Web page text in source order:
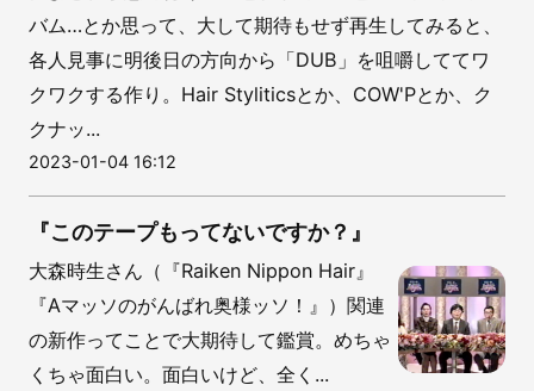
バム…とか思って、大して期待もせず再生してみると、
各人見事に明後日の方向から「DUB」を咀嚼しててワ
クワクする作り。Hair Styliticsとか、COW'Pとか、ク
クナッ...
2023-01-04 16:12
『このテープもってないですか？』
大森時生さん（『Raiken Nippon Hair』
『Aマッソのがんばれ奥様ッソ！』）関連
の新作ってことで大期待して鑑賞。めちゃ
くちゃ面白い。面白いけど、全く...